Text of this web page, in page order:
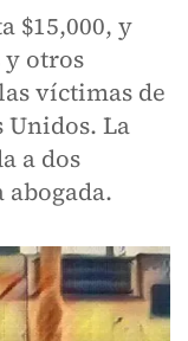
$15,000, y
otros
víctimas de
La
a dos